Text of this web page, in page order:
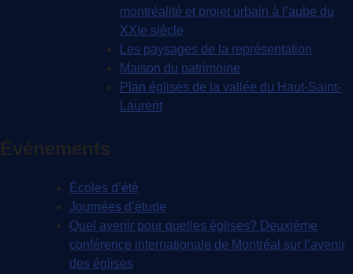
montréalité et projet urbain à l’aube du
XXIe siècle
Les paysages de la représentation
Maison du patrimoine
Plan églises de la vallée du Haut-Saint-
Laurent
Événements
Écoles d’été
Journées d’étude
Quel avenir pour quelles églises? Deuxième
conférence internationale de Montréal sur l’avenir
des églises